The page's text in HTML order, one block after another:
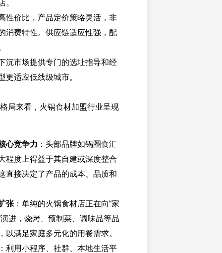
。
性价比，产品定价策略灵活，非
消费特性。供应链适应性强，配
沉市场提供专门的选址指导和经
更适应低线级城市。
局来看，火锅食材加盟行业呈现
心竞争力 ：头部品牌如锅圈食汇
程度上得益于其自建或深度整合
直接决定了产品的成本、品质和
张：单纯的火锅食材店正在向“家
进，烧烤、预制菜、调味品等品
以满足家庭多元化的用餐需求。
利用小程序、社群、本地生活平